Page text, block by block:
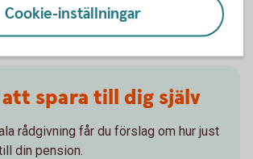
att spara till dig själv
rådgivning får du förslag om hur just
din pension.
Cookie-inställningar